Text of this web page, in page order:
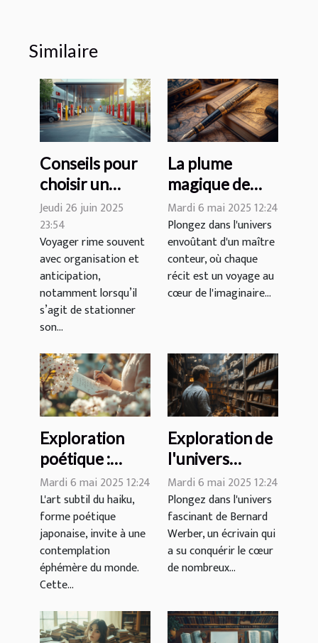
Similaire
Conseils pour
choisir un
parking et des
services
additionnels
lors de vos
voyages
Jeudi 26 juin 2025
23:54
Voyager rime souvent
avec organisation et
anticipation,
notamment lorsqu’il
s’agit de stationner
son...
La plume
magique de
Jean Philippe
Jaworski : une
immersion
dans son
univers
Mardi 6 mai 2025 12:24
Plongez dans l'univers
envoûtant d'un maître
conteur, où chaque
récit est un voyage au
cœur de l'imaginaire...
Exploration
poétique :
découverte et
pratique des
haikus
Mardi 6 mai 2025 12:24
L'art subtil du haiku,
forme poétique
japonaise, invite à une
contemplation
éphémère du monde.
Cette...
Exploration de
l'univers
littéraire de
Bernard
Werber
Mardi 6 mai 2025 12:24
Plongez dans l'univers
fascinant de Bernard
Werber, un écrivain qui
a su conquérir le cœur
de nombreux...